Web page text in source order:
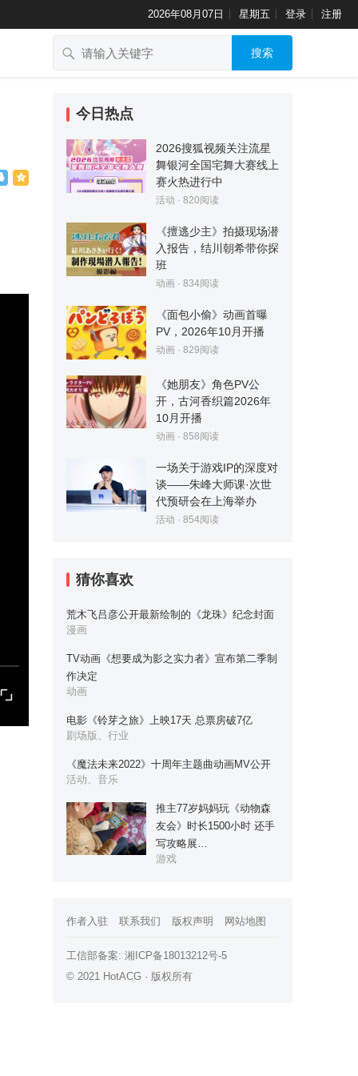
2026年08月07日 星期五 登录 注册
搜索
今日热点
2026搜狐视频关注流星
舞银河全国宅舞大赛线上
赛火热进行中
活动 · 820阅读
《擅逃少主》拍摄现场潜
入报告，结川朝希带你探
班
动画 · 834阅读
《面包小偷》动画首曝
PV，2026年10月开播
动画 · 829阅读
《她朋友》角色PV公
开，古河香织篇2026年
10月开播
动画 · 858阅读
一场关于游戏IP的深度对
谈——朱峰大师课·次世
代预研会在上海举办
活动 · 854阅读
猜你喜欢
荒木飞吕彦公开最新绘制的《龙珠》纪念封面
漫画
TV动画《想要成为影之实力者》宣布第二季制
作决定
动画
电影《铃芽之旅》上映17天 总票房破7亿
剧场版、行业
《魔法未来2022》十周年主题曲动画MV公开
活动、音乐
推主77岁妈妈玩《动物森
友会》时长1500小时 还手
写攻略展…
游戏
作者入驻 联系我们 版权声明 网站地图
工信部备案: 湘ICP备18013212号-5
© 2021 HotACG · 版权所有